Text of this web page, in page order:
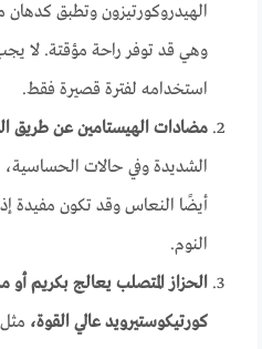
الهيدروكورتيزون وتطبق كدهان
وهي قد توفر راحة مؤقتة. لا
استخدامه لفترة قصيرة فقط.
مضادات الهيستامين عن طريق
الشديدة وفي حالات
أيضًا النعاس وقد تكون مفيدة
النوم.
الحزاز المتصلب يعالج بكريم
كورتيكوستيرويد عالي القوة،